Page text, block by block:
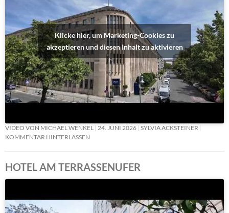
Klicke hier, um Marketing-Cookies zu
akzeptieren und diesen Inhalt zu aktivieren
VIDEO VON MICHAEL WENKEL 24. JUNI 2026 SYLVIA ACKSTEINER
KOMMENTAR HINTERLASSEN
HOTEL AM TERRASSENUFER